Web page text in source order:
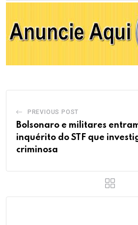
PREVIOUS POST
Bolsonaro e militares
inquérito do STF que
criminosa